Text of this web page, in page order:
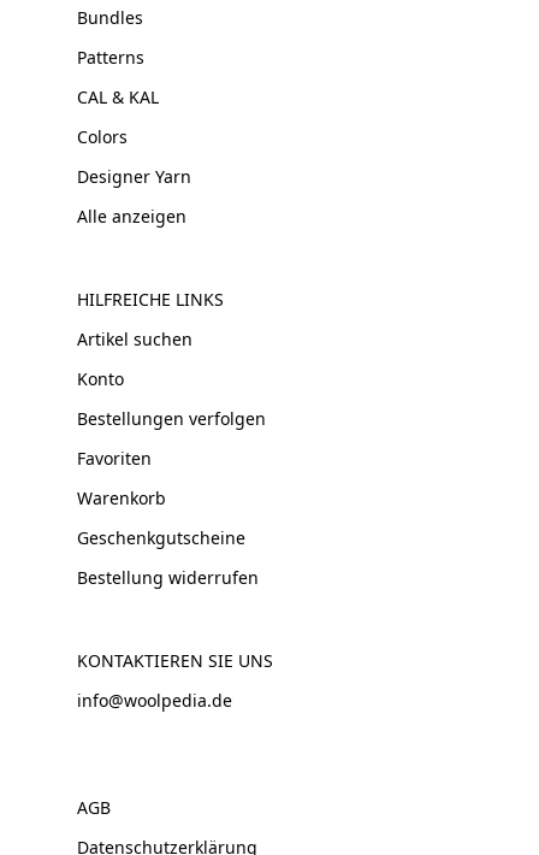
Bundles
Patterns
CAL & KAL
Colors
Designer Yarn
Alle anzeigen
HILFREICHE LINKS
Artikel suchen
Konto
Bestellungen verfolgen
Favoriten
Warenkorb
Geschenkgutscheine
Bestellung widerrufen
KONTAKTIEREN SIE UNS
info@woolpedia.de
AGB
Datenschutzerklärung